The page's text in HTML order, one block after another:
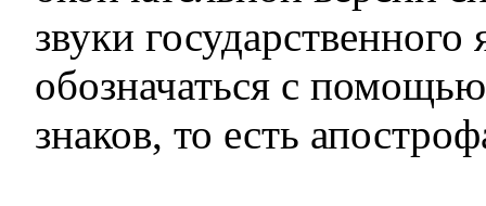
звуки государственного
обозначаться с
знаков, то есть